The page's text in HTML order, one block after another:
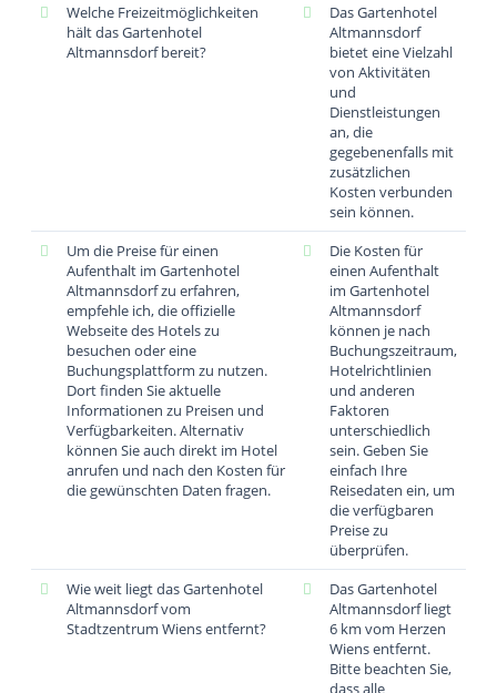
Welche Freizeitmöglichkeiten
hält das Gartenhotel
Altmannsdorf bereit?
Das Gartenhotel
Altmannsdorf
bietet eine Vielzahl
von Aktivitäten
und
Dienstleistungen
an, die
gegebenenfalls mit
zusätzlichen
Kosten verbunden
sein können.
Um die Preise für einen
Aufenthalt im Gartenhotel
Altmannsdorf zu erfahren,
empfehle ich, die offizielle
Webseite des Hotels zu
besuchen oder eine
Buchungsplattform zu nutzen.
Dort finden Sie aktuelle
Informationen zu Preisen und
Verfügbarkeiten. Alternativ
können Sie auch direkt im Hotel
anrufen und nach den Kosten für
die gewünschten Daten fragen.
Die Kosten für
einen Aufenthalt
im Gartenhotel
Altmannsdorf
können je nach
Buchungszeitraum,
Hotelrichtlinien
und anderen
Faktoren
unterschiedlich
sein. Geben Sie
einfach Ihre
Reisedaten ein, um
die verfügbaren
Preise zu
überprüfen.
Wie weit liegt das Gartenhotel
Altmannsdorf vom
Stadtzentrum Wiens entfernt?
Das Gartenhotel
Altmannsdorf liegt
6 km vom Herzen
Wiens entfernt.
Bitte beachten Sie,
dass alle